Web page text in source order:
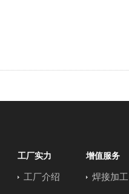
工厂实力
工厂介绍
增值服务
焊接加工